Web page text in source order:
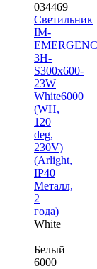
034469
Светильник
IM-
3H-
S300x600-
23W
White6000
(WH,
120
deg,
230V)
(Arlight,
IP40
Металл,
2
года)
White
|
Белый
6000